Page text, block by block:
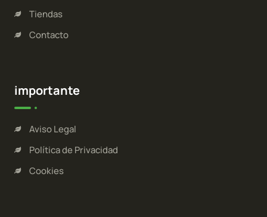
Tiendas
Contacto
importante
Aviso Legal
Política de Privacidad
Cookies